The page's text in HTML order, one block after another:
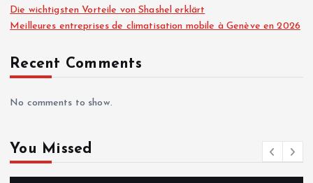
Die wichtigsten Vorteile von Shashel erklärt
Meilleures entreprises de climatisation mobile à Genève en 2026
Recent Comments
No comments to show.
You Missed